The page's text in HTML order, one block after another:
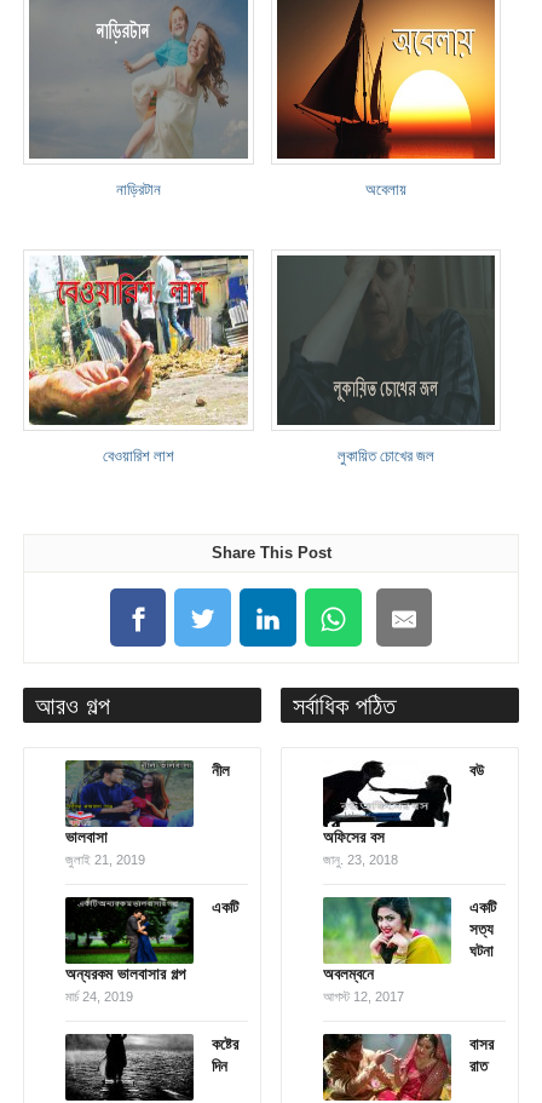
নাড়িরটান অবেলায়
বেওয়ারিশ লাশ লুকায়িত চোখের জল
Share This Post
আরও গল্প
নীল
ভালবাসা
জুলাই 21, 2019
একটি
অন্যরকম ভালবাসার গল্প
মার্চ 24, 2019
কষ্টের
দিন
সর্বাধিক পঠিত
বউ
অফিসের বস
জানু. 23, 2018
একটি
সত্য
ঘটনা
অবলম্বনে
আগস্ট 12, 2017
বাসর
রাত